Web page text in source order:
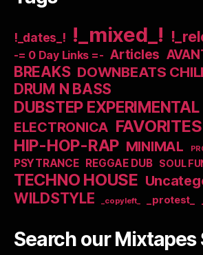
!_dates_! !_mixed_!
-= 0 Day Links =- Articles
BREAKS DOWNBEATS
DRUM N BASS
DUBSTEP EXPERIMENTAL
ELECTRONICA FAVORITES
HIP-HOP-RAP MINIMAL
PSYTRANCE REGGAE DUB SOUL
TECHNO HOUSE
WILDSTYLE _copyleft_ _protest_
Search our Mixtapes